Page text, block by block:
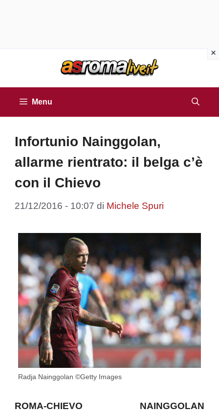
Menu
Infortunio Nainggolan,
allarme rientrato: il belga c’è
con il Chievo
21/12/2016 - 10:07 di Michele Spuri
Radja Nainggolan ©Getty Images
ROMA-CHIEVO NAINGGOLAN